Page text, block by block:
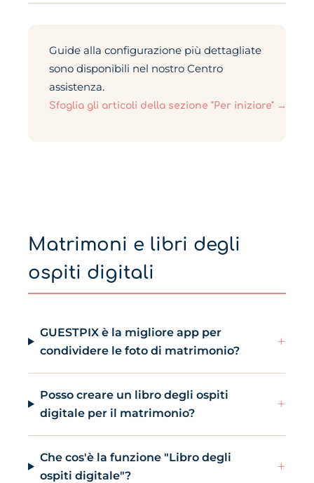
Guide alla configurazione più dettagliate
sono disponibili nel nostro Centro
assistenza.
Sfoglia gli articoli della sezione "Per iniziare" →
Matrimoni e libri degli
ospiti digitali
GUESTPIX è la migliore app per
condividere le foto di matrimonio?
+
Posso creare un libro degli ospiti
digitale per il matrimonio?
+
Che cos'è la funzione "Libro degli
ospiti digitale"?
+